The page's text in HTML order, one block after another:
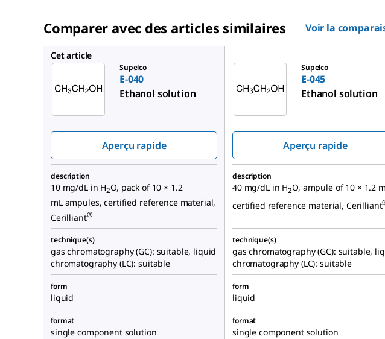
Comparer avec des articles similaires Voir la
Cet article
Supelco
E-040
Ethanol solution
Aperçu rapide
Supelco
E-045
Ethanol solution
Aperçu rapide
description
10 mg/dL in H2O, pack of 10 × 1.2
mL ampules, certified reference material,
Cerilliant®
description
40 mg/dL in H2O, ampule of 10 × 1.2
certified reference material, Cerilliant
technique(s)
gas chromatography (GC): suitable, liquid
chromatography (LC): suitable
technique(s)
gas chromatography (GC): suitable,
chromatography (LC): suitable
form
liquid
form
liquid
format
single component solution
format
single component solution